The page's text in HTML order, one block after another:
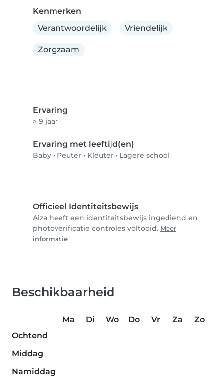
Kenmerken
Verantwoordelijk
Vriendelijk
Zorgzaam
Ervaring
> 9 jaar
Ervaring met leeftijd(en)
Baby • Peuter • Kleuter • Lagere school
Officieel Identiteitsbewijs
Aiza heeft een identiteitsbewijs ingediend en
photoverificatie controles voltooid. Meer
informatie
Beschikbaarheid
Ma Di Wo Do Vr Za
Zo
Ochtend
Middag
Namiddag